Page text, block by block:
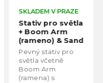
Stativ pro světla
+ Boom Arm
(rameno) & Sand
Bag (protizávaží)
SKLADEM V PRAZE
Pevný stativ pro
světla včetně
Boom Arm
(ramena) s